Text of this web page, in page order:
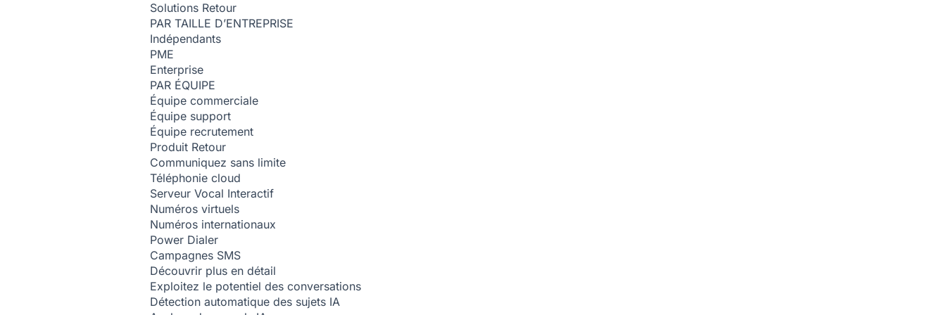
Solutions Retour
PAR TAILLE D’ENTREPRISE
Indépendants
PME
Enterprise
PAR ÉQUIPE
Équipe commerciale
Équipe support
Équipe recrutement
Produit Retour
Communiquez sans limite
Téléphonie cloud
Serveur Vocal Interactif
Numéros virtuels
Numéros internationaux
Power Dialer
Campagnes SMS
Découvrir plus en détail
Exploitez le potentiel des conversations
Détection automatique des sujets IA